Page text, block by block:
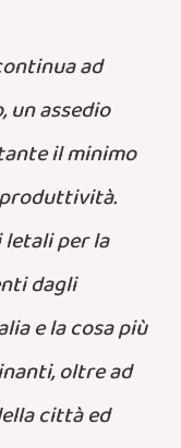
ad
assedio
il minimo
per la
dagli
e la cosa più
oltre ad
città ed